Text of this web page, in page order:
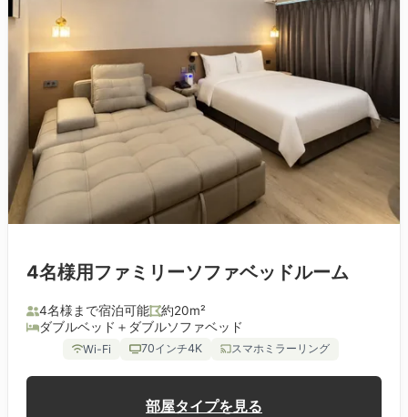
4名様用ファミリーソファベッドルーム
4名様まで宿泊可能
約20m²
ダブルベッド＋ダブルソファベッド
Wi-Fi 70インチ4K スマホミラーリング
部屋タイプを見る